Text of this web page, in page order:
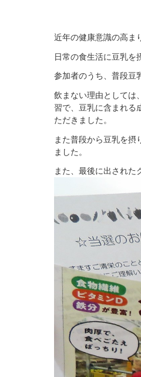
近年の健康意識の高ま
日常の食生活に豆乳を
参加者のうち、普段豆
飲まない理由としては
習で、豆乳に含まれる
ただきました。
また普段から豆乳を摂
ました。
また、最後に出された